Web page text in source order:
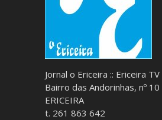
Jornal o Ericeira :: Ericeira TV
Bairro das Andorinhas, nº 10
ERICEIRA
t. 261 863 642